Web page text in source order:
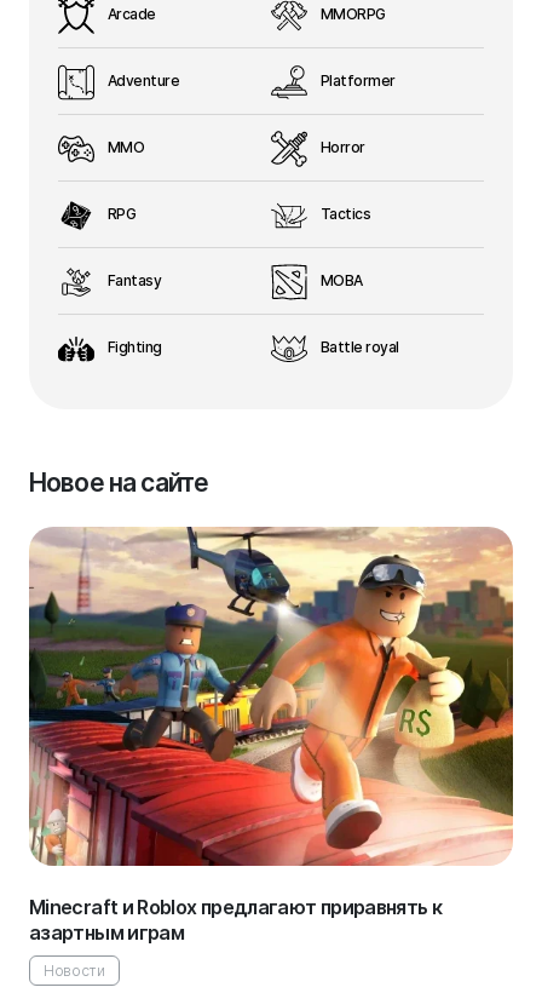
Arcade
Adventure
MMO
RPG
Fantasy
Fighting
MMORPG
Platformer
Horror
Tactics
MOBA
Battle royal
Новое на сайте
Minecraft и Roblox предлагают приравнять к
азартным играм
Новости